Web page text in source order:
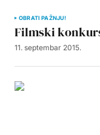
OBRATI PAŽNJU!
Filmski
11. septembar 2015.